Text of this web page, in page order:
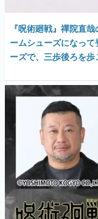
『呪術廻戦』禪院直
ームシューズになっ
ーズで、三歩後ろを